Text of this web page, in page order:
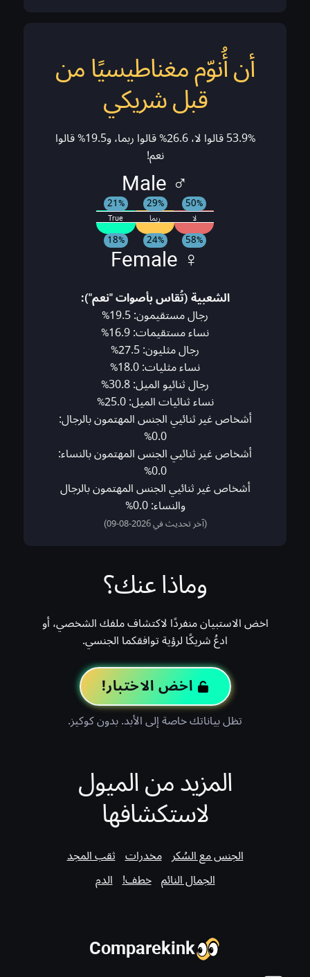
أن أُنوّم مغناطيسيًا من
قبل شريكي
53.9% قالوا لا، 26.6% قالوا ربما، و19.5% قالوا
نعم!
♂ Male
لا
50%
ربما
29%
True
21%
58%
24%
18% ♀ Female
الشعبية (تُقاس بأصوات "نعم"):
رجال مستقيمون: 19.5%
نساء مستقيمات: 16.9%
رجال مثليون: 27.5%
نساء مثليات: 18.0%
رجال ثنائيو الميل: 30.8%
نساء ثنائيات الميل: 25.0%
أشخاص غير ثنائيي الجنس المهتمون بالرجال:
0.0%
أشخاص غير ثنائيي الجنس المهتمون بالنساء:
0.0%
أشخاص غير ثنائيي الجنس المهتمون بالرجال
والنساء: 0.0%
(آخر تحديث في 2026-08-09)
وماذا عنك؟
اخض الاستبيان منفردًا لاكتشاف ملفك الشخصي، أو
ادعُ شريكًا لرؤية توافقكما الجنسي.
اخض الاختبار!
تظل بياناتك خاصة إلى الأبد. بدون كوكيز.
المزيد من الميول
لاستكشافها
الجنس مع السُكر مخدرات ثقب المجد
الجمال النائم خطف! الدم
Comparekink